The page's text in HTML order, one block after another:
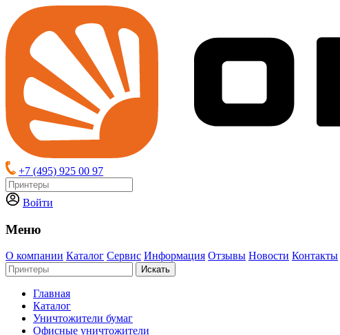
+7 (495) 925 00 97
Войти
Меню
О компании Каталог Сервис Информация Отзывы Новости Контакты
Искать
Главная
Каталог
Уничтожители бумаг
Офисные уничтожители